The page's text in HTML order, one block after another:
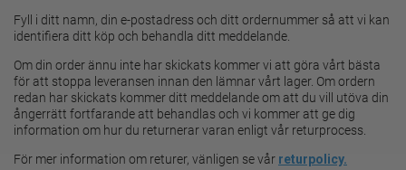
Fyll i ditt namn, din e-postadress och ditt ordernummer så att vi kan
identifiera ditt köp och behandla ditt meddelande.
Om din order ännu inte har skickats kommer vi att göra vårt bästa
för att stoppa leveransen innan den lämnar vårt lager. Om ordern
redan har skickats kommer ditt meddelande om att du vill utöva din
ångerrätt fortfarande att behandlas och vi kommer att ge dig
information om hur du returnerar varan enligt vår returprocess.
För mer information om returer, vänligen se vår returpolicy.